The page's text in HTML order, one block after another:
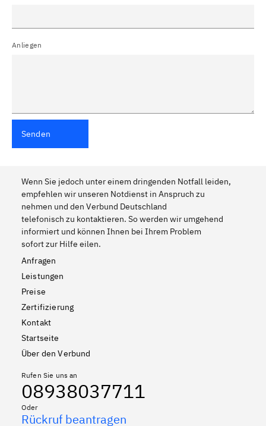
Anliegen
Senden
Wenn Sie jedoch unter einem dringenden Notfall leiden,
empfehlen wir unseren Notdienst in Anspruch zu
nehmen und den Verbund Deutschland
telefonisch zu kontaktieren. So werden wir umgehend
informiert und können Ihnen bei Ihrem Problem
sofort zur Hilfe eilen.
Anfragen
Leistungen
Preise
Zertifizierung
Kontakt
Startseite
Über den Verbund
Rufen Sie uns an
08938037711
Oder
Rückruf beantragen